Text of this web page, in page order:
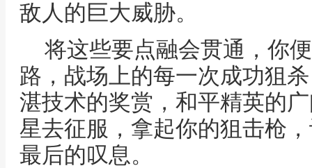
敌人的巨大威胁。
将这些要点融会贯通，你
路，战场上的每一次成功狙
湛技术的奖赏，和平精英的
星去征服，拿起你的狙击枪
最后的叹息。